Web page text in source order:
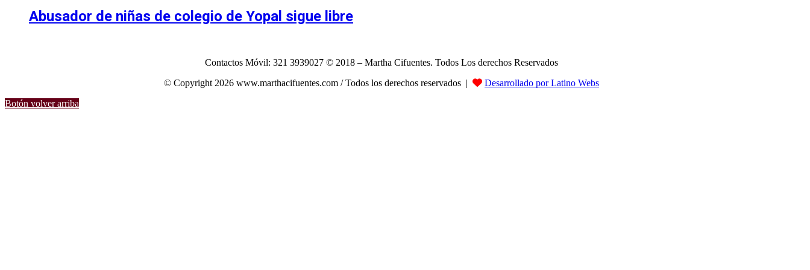
Abusador de niñas de colegio de Yopal sigue libre
Contactos Móvil: 321 3939027 © 2018 – Martha Cifuentes. Todos Los derechos Reservados
© Copyright 2026 www.marthacifuentes.com / Todos los derechos reservados |
Desarrollado por Latino Webs
Botón volver arriba